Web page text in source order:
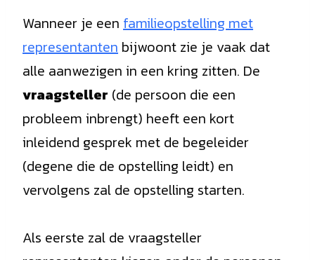
Wanneer je een familieopstelling met
representanten bijwoont zie je vaak dat
alle aanwezigen in een kring zitten. De
vraagsteller (de persoon die een
probleem inbrengt) heeft een kort
inleidend gesprek met de begeleider
(degene die de opstelling leidt) en
vervolgens zal de opstelling starten.
Als eerste zal de vraagsteller